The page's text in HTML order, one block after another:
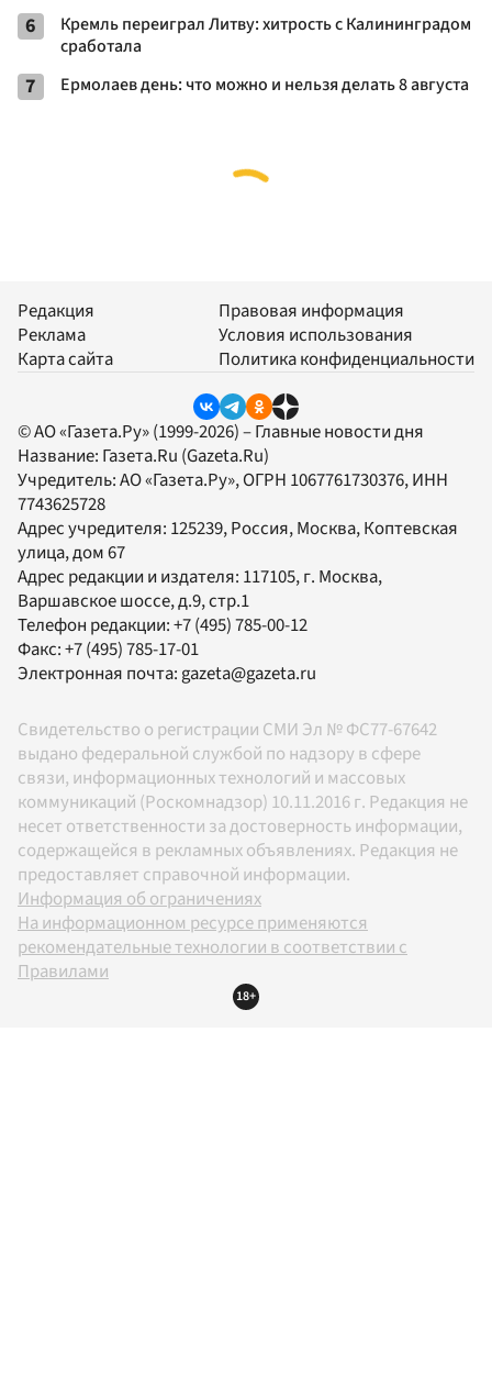
6
Кремль переиграл Литву: хитрость с Калининградом
сработала
7 Ермолаев день: что можно и нельзя делать 8 августа
Редакция
Реклама
Карта сайта
Правовая информация
Условия использования
Политика конфиденциальности
© АО «Газета.Ру» (1999-2026) – Главные новости дня
Название: Газета.Ru (Gazeta.Ru)
Учредитель:АО «Газета.Ру», ОГРН 1067761730376, ИНН
7743625728
Адрес учредителя: 125239, Россия, Москва, Коптевская
улица, дом 67
Адрес редакции и издателя: 117105, г. Москва,
Варшавское шоссе, д.9, стр.1
Телефон редакции:+7 (495) 785-00-12
Факс:+7 (495) 785-17-01
Электронная почта:gazeta@gazeta.ru
Свидетельство о регистрации СМИ Эл № ФС77-67642
выдано федеральной службой по надзору в сфере
связи, информационных технологий и массовых
коммуникаций (Роскомнадзор) 10.11.2016 г. Редакция не
несет ответственности за достоверность информации,
содержащейся в рекламных объявлениях. Редакция не
предоставляет справочной информации.
Информация об ограничениях
На информационном ресурсе применяются
рекомендательные технологии в соответствии с
Правилами
18+